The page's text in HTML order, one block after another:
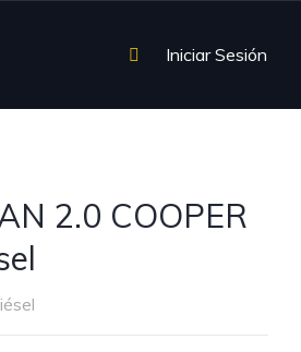
Iniciar Sesión
2.0 COOPER